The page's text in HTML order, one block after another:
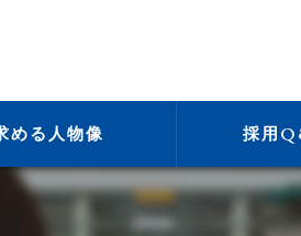
める人物像 採用